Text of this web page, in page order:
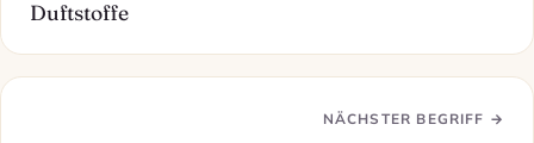
Duftstoffe
NÄCHSTER BEGRIFF →